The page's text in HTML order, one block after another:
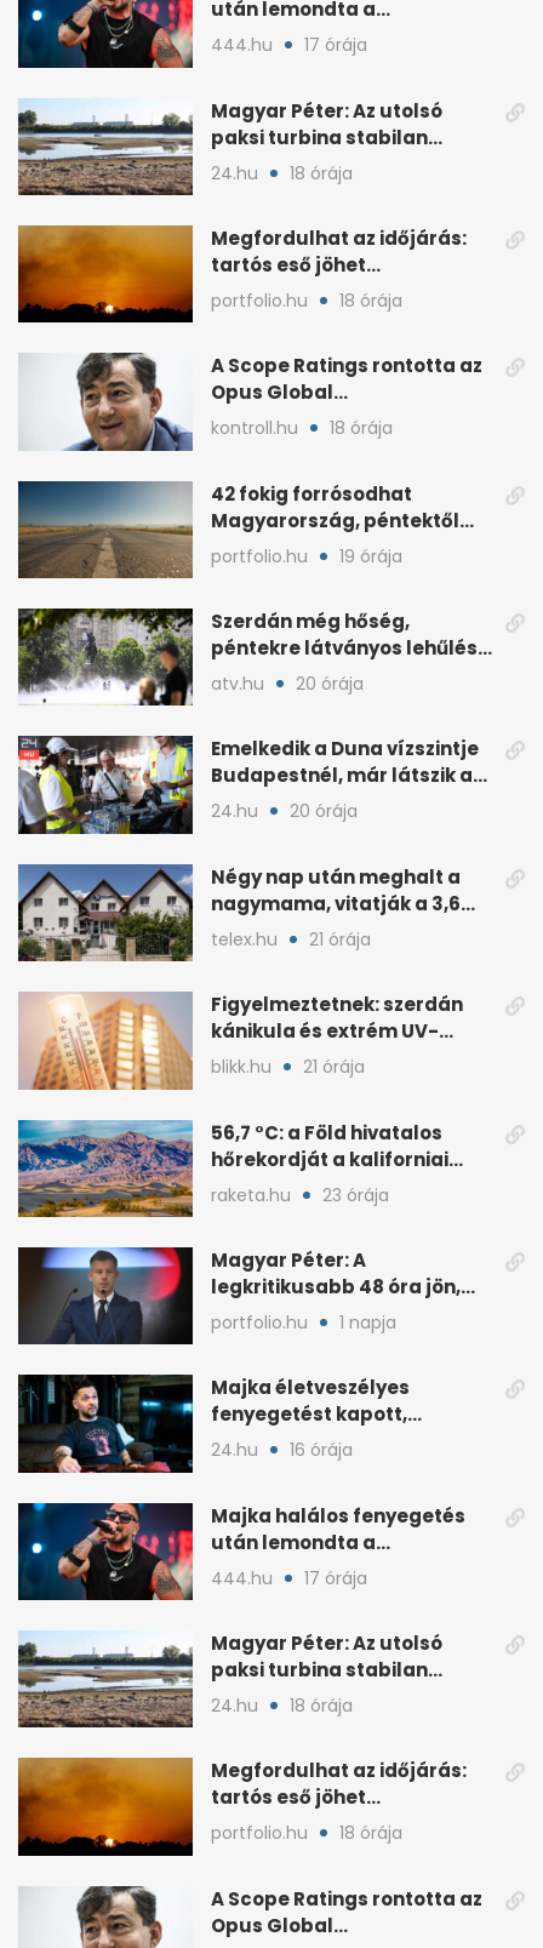
után lemondta a
sepsiszentgyörgyi koncertet
444.hu 17 órája
Magyar Péter: Az utolsó
paksi turbina stabilan
termel
24.hu 18 órája
Megfordulhat az időjárás:
tartós eső jöhet
Magyarországra a hónap
végén
portfolio.hu 18 órája
A Scope Ratings rontotta az
Opus Global
kötvénybesorolását
kontroll.hu 18 órája
42 fokig forrósodhat
Magyarország, péntektől
zivatarok hűtenek
portfolio.hu 19 órája
Szerdán még hőség,
péntekre látványos lehűlés
jöhet
atv.hu 20 órája
Emelkedik a Duna vízszintje
Budapestnél, már látszik a
fordulat
24.hu 20 órája
Négy nap után meghalt a
nagymama, vitatják a 3,6
milliós gondozási díjat
telex.hu 21 órája
Figyelmeztetnek: szerdán
kánikula és extrém UV-
terhelés jön
blikk.hu 21 órája
56,7 °C: a Föld hivatalos
hőrekordját a kaliforniai
Death Valley tartja
raketa.hu 23 órája
Magyar Péter: A
legkritikusabb 48 óra jön,
ahol lehet, legyen home
office
portfolio.hu 1 napja
Majka életveszélyes
fenyegetést kapott,
lemondta az erdélyi
24.hu 16 órája
Majka halálos fenyegetés
után lemondta a
sepsiszentgyörgyi koncertet
444.hu 17 órája
Magyar Péter: Az utolsó
paksi turbina stabilan
termel
24.hu 18 órája
Megfordulhat az időjárás:
tartós eső jöhet
Magyarországra a hónap
végén
portfolio.hu 18 órája
A Scope Ratings rontotta az
Opus Global